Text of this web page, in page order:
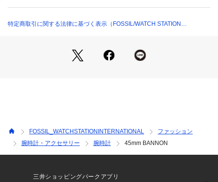
カテゴリー：時計（ウォッチ）
がら、ハイクオリティなウォッチ、バッグ、レザーグッズを生
み出しています。ポータビリティを備えた流線型デザインが特
徴のバッグ、フレッシュな色調と素材感を用いたウォッチ、タ
特定商取引に関する法律に基づく表示（FOSSIL/WATCH STATION
FOSSIL_WATCHSTATIONINTERNATIONAL
ファッション
腕時計・アクセサリー
腕時計 45mm BANNON
三井ショッピングパークアプリ